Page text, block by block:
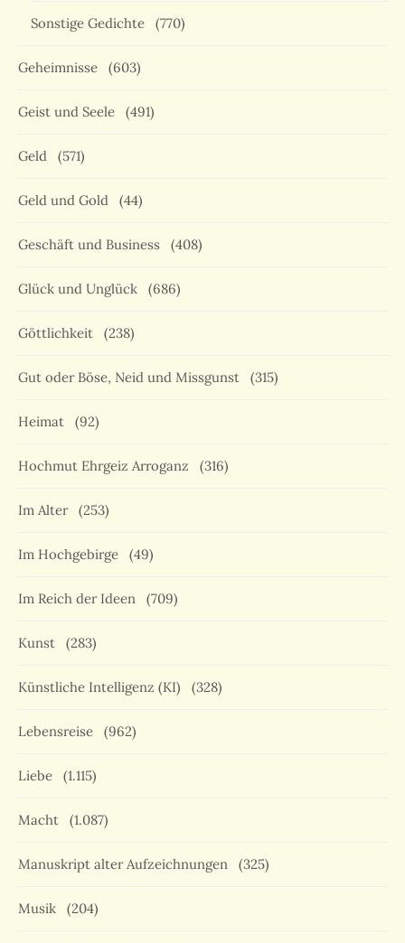
Sonstige Gedichte (770)
Geheimnisse (603)
Geist und Seele (491)
Geld (571)
Geld und Gold (44)
Geschäft und Business (408)
Glück und Unglück (686)
Göttlichkeit (238)
Gut oder Böse, Neid und Missgunst (315)
Heimat (92)
Hochmut Ehrgeiz Arroganz (316)
Im Alter (253)
Im Hochgebirge (49)
Im Reich der Ideen (709)
Kunst (283)
Künstliche Intelligenz (KI) (328)
Lebensreise (962)
Liebe (1.115)
Macht (1.087)
Manuskript alter Aufzeichnungen (325)
Musik (204)